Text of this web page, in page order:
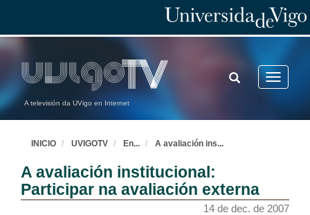
A televisión da UVigo en Internet
Toggle
TOGGLE
SEARCH
INICIO UVIGOTV En... A avaliación ins...
A avaliación institucional:
Participar na avaliación externa
14 de dec. de 2007